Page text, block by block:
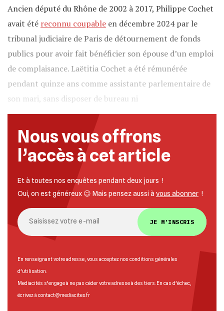
Ancien député du Rhône de 2002 à 2017, Philippe Cochet
avait été reconnu coupable en décembre 2024 par le
tribunal judiciaire de Paris de détournement de fonds
publics pour avoir fait bénéficier son épouse d’un emploi
de complaisance. Laëtitia Cochet a été rémunérée
pendant quinze ans comme assistante parlementaire de
son mari, sans disposer de bureau ni
Nous vous offrons
l’accès à cet article
Et à toutes nos enquêtes pendant deux jours !
Oui, on est généreux 😉 Mais pensez aussi à vous abonner !
JE M'INSCRIS
En renseignant votre adresse, vous acceptez nos conditions générales
d’utilisation
Mediacités s’engage à ne pas céder votre adresse à des tiers. En cas d’échec,
écrivez à contact@mediacites.fr